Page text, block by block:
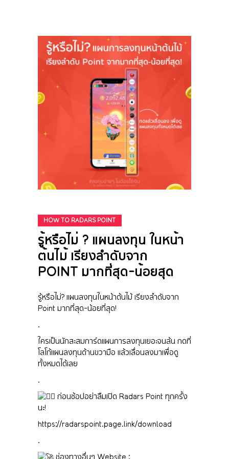
HOW TO RADARS POINT
รู้หรือไม่ ? แผนลงทุน ในหน้า
ต้นไม้ เรียงลำดับจาก
POINT มากที่สุด-น้อยสุด
รู้หรือไม่? แผนลงทุนในหน้าต้นไม้ เรียงลำดับจาก
Point มากที่สุด-น้อยที่สุด!
.
ใครเป็นนักสะสมการ์ดแผนการลงทุนเยอะจนล้น กดที่
โลโก้แผนลงทุนด้านขวามือ แล้วเลื่อนลงมาเพื่อดู
ทั้งหมดได้เลย
.
ก่อนช้อปอย่าลืมเปิด Radars Point ทุกครั้ง
นะ!
https://radarspoint.page.link/download
.